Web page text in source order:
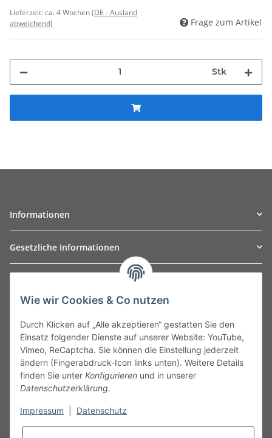
Lieferzeit:ca. 4 Wochen(DE - Ausland
abweichend)
Frage zum Artikel
Stk
Informationen
Gesetzliche Informationen
Leibnizstraße 2a
Germany
Phone:+49 40 5287270
Fax:+49 40 5281050
Email:sales@tow-automotive.de
Wie wir Cookies & Co nutzen
Durch Klicken auf „Alle akzeptieren“ gestatten Sie den
Einsatz folgender Dienste auf unserer Website: YouTube,
Vimeo, ReCaptcha. Sie können die Einstellung jederzeit
ändern (Fingerabdruck-Icon links unten). Weitere Details
finden Sie unter Konfigurieren und in unserer
Datenschutzerklärung.
Impressum Datenschutz